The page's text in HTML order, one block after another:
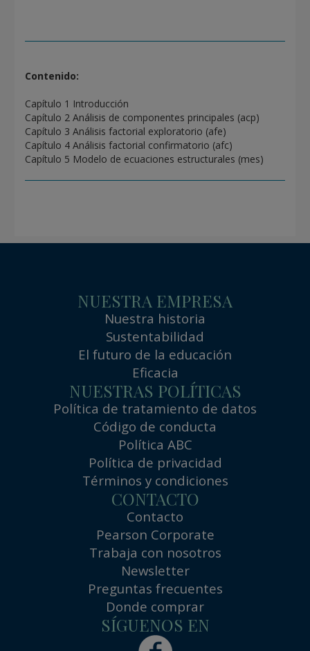
Contenido:
Capítulo 1 Introducción
Capítulo 2 Análisis de componentes principales (acp)
Capítulo 3 Análisis factorial exploratorio (afe)
Capítulo 4 Análisis factorial confirmatorio (afc)
Capítulo 5 Modelo de ecuaciones estructurales (mes)
NUESTRA EMPRESA
Nuestra historia
Sustentabilidad
El futuro de la educación
Eficacia
NUESTRAS POLÍTICAS
Política de tratamiento de datos
Código de conducta
Política ABC
Política de privacidad
Términos y condiciones
CONTACTO
Contacto
Pearson Corporate
Trabaja con nosotros
Newsletter
Preguntas frecuentes
Donde comprar
SÍGUENOS EN